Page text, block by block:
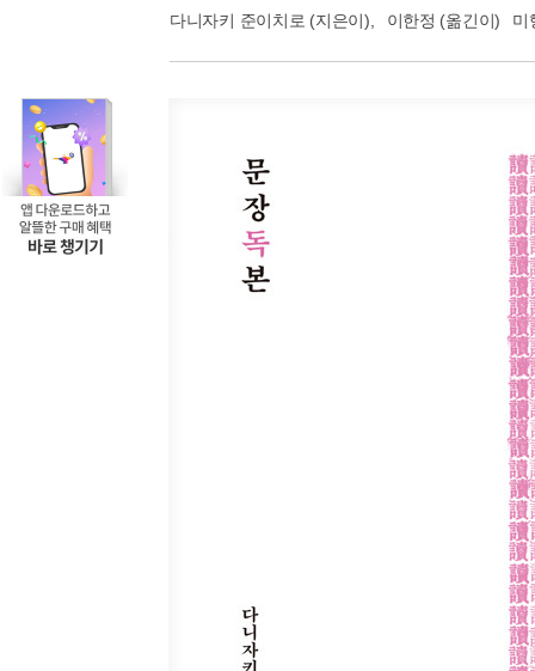
다니자키 준이치로 (지은이), 이한정 (옮긴이) 미